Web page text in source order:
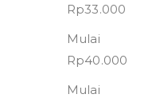
Rp33.000
Mulai
Rp40.000
Mulai